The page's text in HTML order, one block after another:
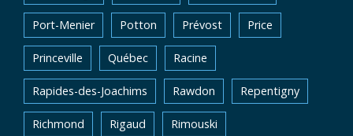
Port-Menier Potton Prévost Price
Princeville Québec Racine
Rapides-des-Joachims Rawdon Repentigny
Richmond Rigaud Rimouski